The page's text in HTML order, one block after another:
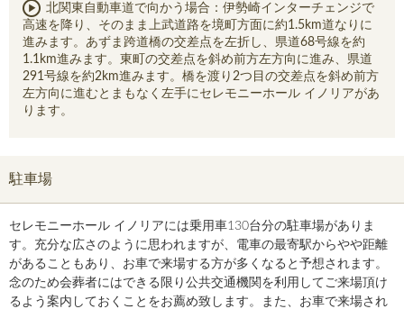
北関東自動車道で向かう場合：伊勢崎インターチェンジで
高速を降り、そのまま上武道路を境町方面に約1.5km道なりに
進みます。あずま跨道橋の交差点を左折し、県道68号線を約
1.1km進みます。東町の交差点を斜め前方左方向に進み、県道
291号線を約2km進みます。橋を渡り2つ目の交差点を斜め前方
左方向に進むとまもなく左手にセレモニーホール イノリアがあ
ります。
駐車場
セレモニーホール イノリアには乗用車130台分の駐車場がありま
す。充分な広さのように思われますが、電車の最寄駅からやや距離
があることもあり、お車で来場する方が多くなると予想されます。
念のため会葬者にはできる限り公共交通機関を利用してご来場頂け
るよう案内しておくことをお薦め致します。また、お車で来場され